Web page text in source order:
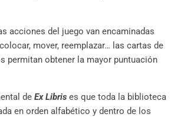
acciones del juego van encaminadas
mover, reemplazar… las cartas de
permitan obtener la mayor puntuación
de Ex Libris es que toda la biblioteca
en orden alfabético y dentro de los